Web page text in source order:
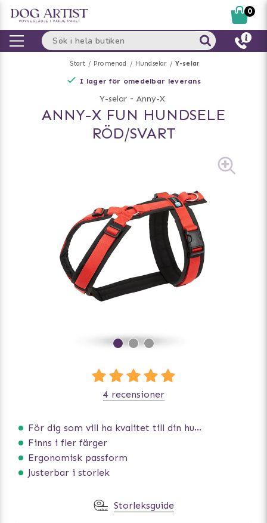
Start Promenad Hundselar Y-selar
I lager för omedelbar leverans
Y-selar - Anny-X
ANNY-X FUN HUNDSELE
RÖD/SVART
För dig som vill ha kvalitet till din hund!
Finns i fler färger
Ergonomisk passform
Justerbar i storlek
4 recensioner
Storleksguide
0